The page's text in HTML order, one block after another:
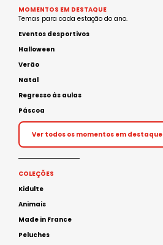
MOMENTOS EM DESTAQUE
Temas para cada estação do ano.
Eventos desportivos
Halloween
Verão
Natal
Regresso às aulas
Páscoa
Ver todos os momentos em destaque
COLEÇÕES
Kidulte
Animais
Made in France
Peluches